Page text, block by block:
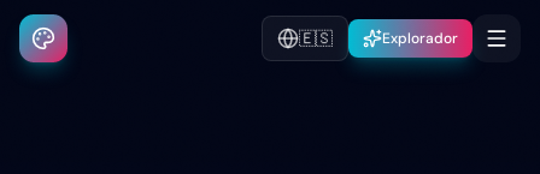
🇪🇸 Explorador